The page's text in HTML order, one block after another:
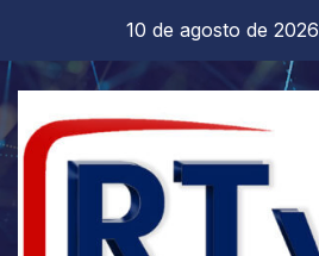
contenido
10 de agosto de 2026